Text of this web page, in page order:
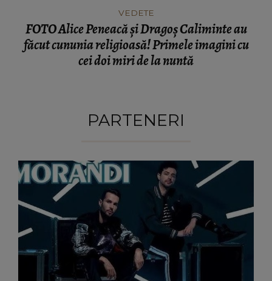
VEDETE
FOTO Alice Peneacă și Dragoș Caliminte au
făcut cununia religioasă! Primele imagini cu
cei doi miri de la nuntă
PARTENERI